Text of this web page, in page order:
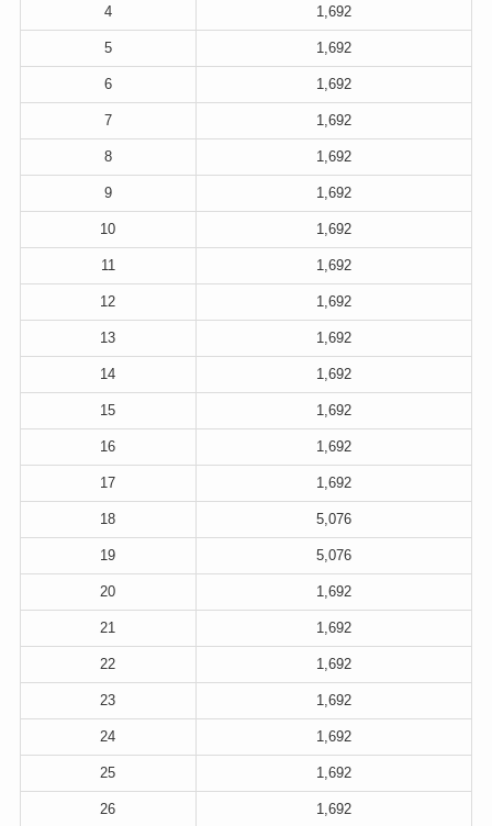
4 1,692
5 1,692
6 1,692
7 1,692
8 1,692
9 1,692
10 1,692
11 1,692
12 1,692
13 1,692
14 1,692
15 1,692
16 1,692
17 1,692
18 5,076
19 5,076
20 1,692
21 1,692
22 1,692
23 1,692
24 1,692
25 1,692
26 1,692